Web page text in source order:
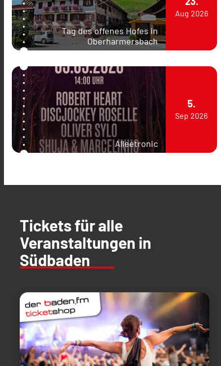
Tag des offenes Hofes in
Oberharmersbach
Aug 2026
Alleetronic
5.
Sep 2026
Tickets für alle
Veranstaltungen in
Südbaden